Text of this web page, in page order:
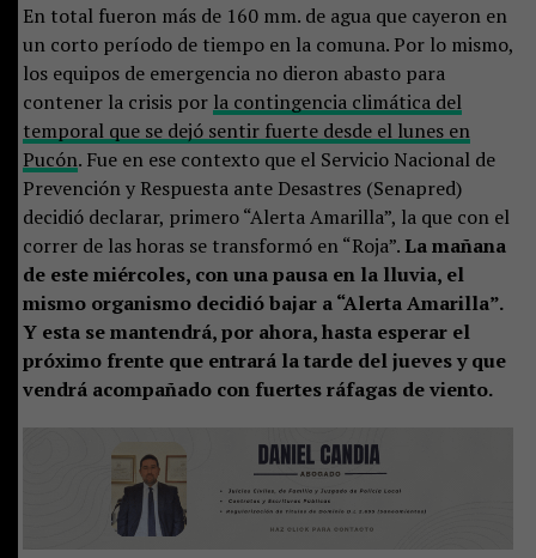
En total fueron más de 160 mm. de agua que cayeron en
un corto período de tiempo en la comuna. Por lo mismo,
los equipos de emergencia no dieron abasto para
contener la crisis por la contingencia climática del
temporal que se dejó sentir fuerte desde el lunes en
Pucón. Fue en ese contexto que el Servicio Nacional de
Prevención y Respuesta ante Desastres (Senapred)
decidió declarar, primero “Alerta Amarilla”, la que con el
correr de las horas se transformó en “Roja”. La mañana
de este miércoles, con una pausa en la lluvia, el
mismo organismo decidió bajar a “Alerta Amarilla”.
Y esta se mantendrá, por ahora, hasta esperar el
próximo frente que entrará la tarde del jueves y que
vendrá acompañado con fuertes ráfagas de viento.